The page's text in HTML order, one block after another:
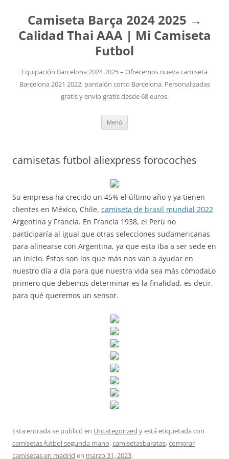
Camiseta Barça 2024 2025 →
Calidad Thai AAA | Mi Camiseta
Futbol
Equipación Barcelona 2024 2025 – Ofrecemos nueva camiseta
Barcelona 2021 2022, pantalón corto Barcelona. Personalizadas
gratis y envío gratis desde 68 euros.
Menú
camisetas futbol aliexpress forocoches
Su empresa ha crecido un 45% el último año y ya tienen
clientes en México, Chile, camiseta de brasil mundial 2022
Argentina y Francia. En Francia 1938, el Perú no
participaría al igual que otras selecciones sudamericanas
para alinearse con Argentina, ya que esta iba a ser sede en
un inicio. Éstos son los que más nos van a ayudar en
nuestro día a día para que nuestra vida sea más cómodaLo
primero que debemos determinar es la finalidad, es decir,
para qué queremos un sensor.
Esta entrada se publicó en Uncategorized y está etiquetada con
camisetas futbol segunda mano,camisetasbaratas,comprar
camisetas en madrid en marzo 31, 2023.